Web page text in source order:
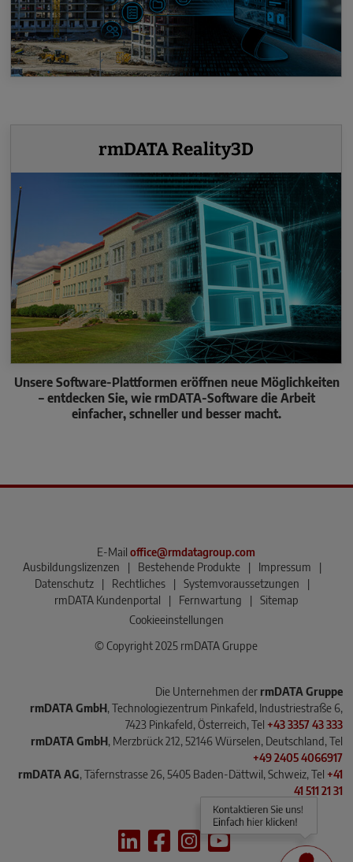
rmDATA Reality3D
Unsere Software-Plattformen eröffnen neue Möglichkeiten
– entdecken Sie, wie rmDATA-Software die Arbeit
einfacher, schneller und besser macht.
E-Mailoffice@rmdatagroup.com
Ausbildungslizenzen
| Bestehende Produkte | Impressum
|
Datenschutz
| Rechtliches | Systemvoraussetzungen
|
rmDATA Kundenportal
| Fernwartung |
Sitemap
Cookieeinstellungen
© Copyright 2025 rmDATA Gruppe
Die Unternehmen der rmDATA Gruppe
rmDATA GmbH, Technologiezentrum Pinkafeld, Industriestraße 6,
7423 Pinkafeld, Österreich, Tel +43 3357 43 333
rmDATA GmbH, Merzbrück 212, 52146 Würselen, Deutschland, Tel
+49 2405 4066917
rmDATA AG, Täfernstrasse 26, 5405 Baden-Dättwil, Schweiz, Tel +41
41 511 21 31